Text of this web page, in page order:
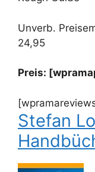
Unverb.
24,95
Preis:
Stefan